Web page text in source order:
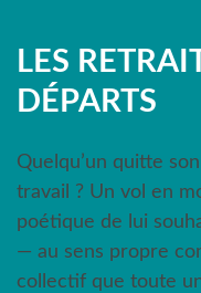
LES
DÉPARTS
Quelqu’un quitte
travail ? Un vol en
poétique de lui
— au sens propre
collectif que toute